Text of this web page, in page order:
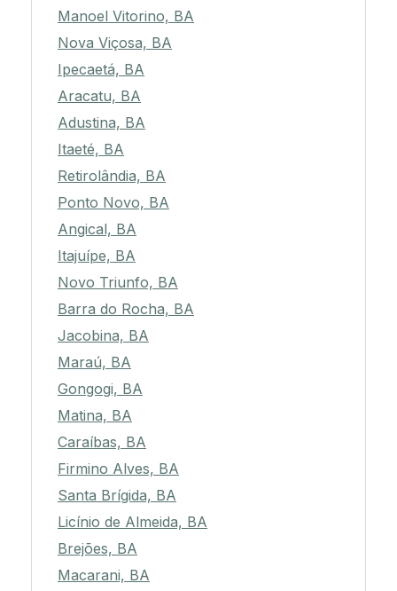
Manoel Vitorino, BA
Nova Viçosa, BA
Ipecaetá, BA
Aracatu, BA
Adustina, BA
Itaeté, BA
Retirolândia, BA
Ponto Novo, BA
Angical, BA
Itajuípe, BA
Novo Triunfo, BA
Barra do Rocha, BA
Jacobina, BA
Maraú, BA
Gongogi, BA
Matina, BA
Caraíbas, BA
Firmino Alves, BA
Santa Brígida, BA
Licínio de Almeida, BA
Brejões, BA
Macarani, BA